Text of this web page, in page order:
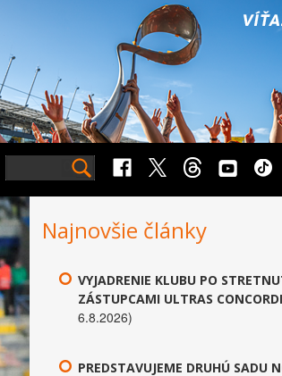
Najnovšie články
VYJADRENIE KLUBU PO
ZÁSTUPCAMI ULTRAS
6.8.2026)
PREDSTAVUJEME DRUHÚ SADU